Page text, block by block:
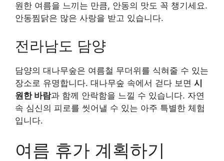
원한 여름을 느끼는 만큼, 안동의 맛도 꼭 챙기세요.
안동찜닭은 많은 사랑을 받고 있습니다.
전라남도 담양
담양의 대나무숲은 여름철 무더위를 식혀줄 수 있는
장소로 유명합니다. 대나무숲 속에서 걷다 보면 시
원한 바람과 함께 안락함을 느낄 수 있습니다. 자연
속 심신의 피로를 씻어낼 수 있는 아주 특별한 체험
입니다.
여름 휴가 계획하기